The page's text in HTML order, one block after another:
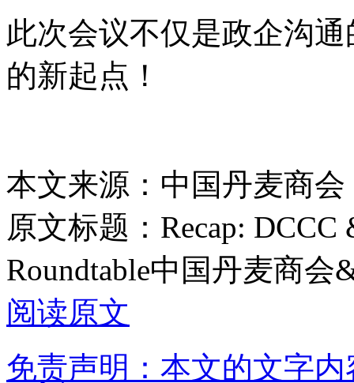
此次会议不仅是政企沟
的新起点！
本文来源：中国丹麦商会
原文标题： Recap: DCCC
Roundtable中国丹麦商
阅读原文
免责声明：本文的文字